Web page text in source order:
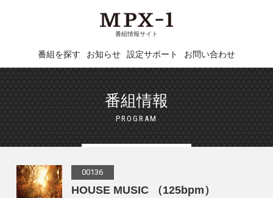
番組情報サイト
番組を探す お知らせ 設定サポート お問い合わせ
番組情報
PROGRAM
00136
HOUSE MUSIC （125bpm）